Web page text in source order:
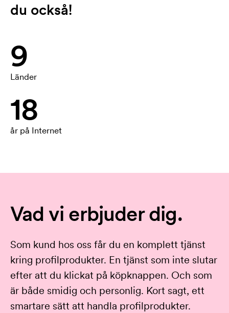
du också!
9
Länder
18
år på Internet
Vad vi erbjuder dig.
Som kund hos oss får du en komplett tjänst
kring profilprodukter. En tjänst som inte slutar
efter att du klickat på köpknappen. Och som
är både smidig och personlig. Kort sagt, ett
smartare sätt att handla profilprodukter.